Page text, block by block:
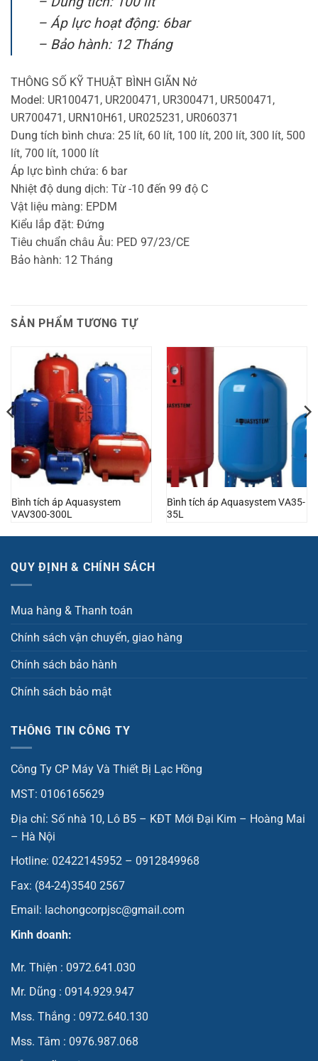
– Áp lực hoạt động: 6bar
– Bảo hành: 12 Tháng
THÔNG SỐ KỸ THUẬT BÌNH GIÃN Nở
Model: UR100471, UR200471, UR300471, UR500471,
UR700471, URN10H61, UR025231, UR060371
Dung tích bình chưa: 25 lít, 60 lít, 100 lít, 200 lít, 300 lít, 500
lít, 700 lít, 1000 lít
Áp lực bình chứa: 6 bar
Nhiệt độ dung dịch: Từ -10 đến 99 độ C
Vật liệu màng: EPDM
Kiểu lắp đặt: Đứng
Tiêu chuẩn châu Âu: PED 97/23/CE
Bảo hành: 12 Tháng
SẢN PHẨM TƯƠNG TỰ
Bình tích áp Aquasystem
VAV300-300L
Bình tích áp Aquasystem VA35-
35L
QUY ĐỊNH & CHÍNH SÁCH
Mua hàng & Thanh toán
Chính sách vận chuyển, giao hàng
Chính sách bảo hành
Chính sách bảo mật
THÔNG TIN CÔNG TY
Công Ty CP Máy Và Thiết Bị Lạc Hồng
MST: 0106165629
Địa chỉ: Số nhà 10, Lô B5 – KĐT Mới Đại Kim – Hoàng Mai
– Hà Nội
Hotline: 02422145952 – 0912849968
Fax: (84-24)3540 2567
Email: lachongcorpjsc@gmail.com
Kinh doanh:
Mr. Thiện : 0972.641.030
Mr. Dũng : 0914.929.947
Mss. Thắng : 0972.640.130
Mss. Tâm : 0976.987.068